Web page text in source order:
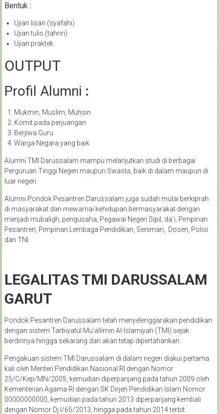
Bentuk :
Ujian lisan (syafahi)
Ujian tulis (tahriri)
Ujian praktek
OUTPUT
Profil Alumni :
Mukmin, Muslim, Muhsin
Komit pada perjuangan
Berjiwa Guru
Warga Negara yang baik
Alumni TMI Darussalam mampu melanjutkan studi di berbagai
Perguruan Tinggi Negeri maupun Swasta, baik di dalam maupun di
luar negeri.
Alumni Pondok Pesantren Darussalam juga sudah mulai berkiprah
di masyarakat dan mewarnai kehidupan bermasyarakat dengan
menjadi mubaligh, pengusaha, Pegawai Negeri Sipil, da`i, Pimpinan
Pesantren, Pimpinan Lembaga Pendidikan, Seniman, Dosen, Polisi
dan TNI.
LEGALITAS TMI DARUSSALAM
GARUT
Pondok Pesantren Darussalam telah menyelenggarakan pendidikan
dengan sistem Tarbiyatul Mu’allimin Al-Islamiyah (TMI) sejak
berdirinya hingga sekarang dan akan tetap dipertahankan.
Pengakuan sistem TMI Darussalam di dalam negeri diakui pertama
kali oleh Menteri Pendidikan Nasional RI dengan Nomor
25/C/Kep/MN/2005, kemudian diperpanjang pada tahun 2009 oleh
Kementerian Agama RI dengan SK Dirjen Pendidikan Islam Nomor
00000000000, kemudian pada tahun 2013 diperpanjang kembali
dengan Nomor Dj.I/65/2013, hingga pada tahun 2014 terbit